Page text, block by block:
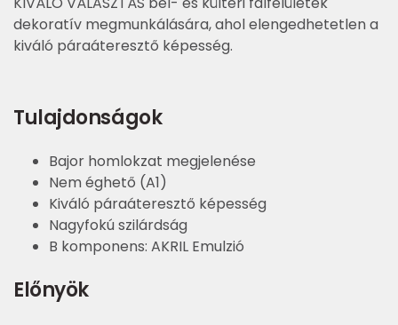
dekoratív megmunkálására, ahol elengedhetetlen a
kiváló páraáteresztő képesség.
Tulajdonságok
Bajor homlokzat megjelenése
Nem éghető (A1)
Kiváló páraáteresztő képesség
Nagyfokú szilárdság
B komponens: AKRIL Emulzió
Előnyök